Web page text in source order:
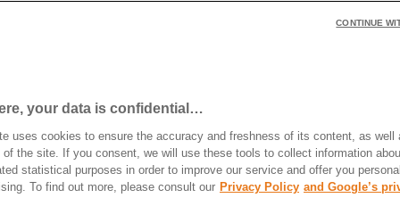
marchés
patrimoine Ruben Brami s’applique chaque semaine
Retrouvez à la une de l’actualité cette
your data is confidential…
uses cookies to ensure the accuracy and freshness of its content, as well
of the site. If you consent, we will use these tools to collect information
statistical purposes in order to improve our service and offer you
To find out more, please consult our Privacy Policy and Google’s
CONTINUE